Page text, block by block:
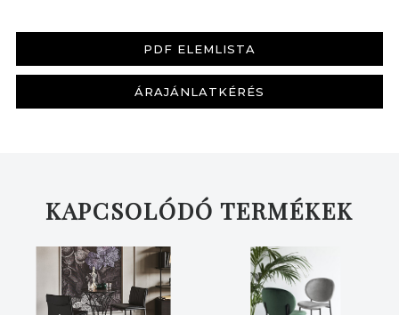
PDF ELEMLISTA
ÁRAJÁNLATKÉRÉS
KAPCSOLÓDÓ TERMÉKEK